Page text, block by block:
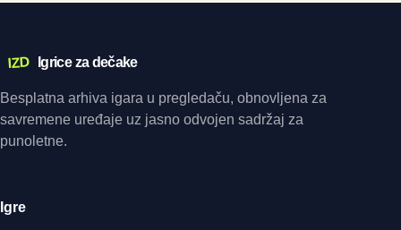
IZD Igrice za dečake
Besplatna arhiva igara u pregledaču, obnovljena za
savremene uređaje uz jasno odvojen sadržaj za
punoletne.
Igre